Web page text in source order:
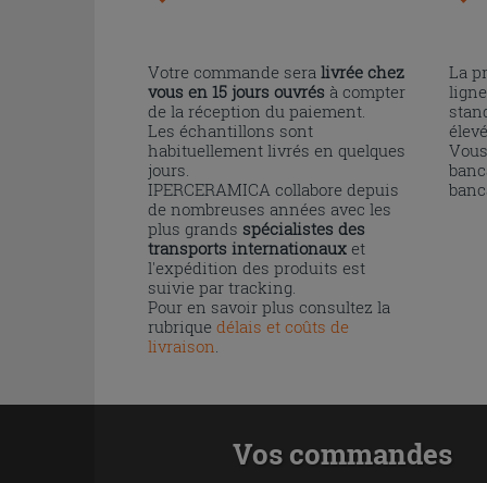
Votre commande sera livrée chez
vous en 15 jours ouvrés à compter
de la réception du paiement.
Les échantillons sont
habituellement livrés en quelques
jours.
IPERCERAMICA collabore depuis
de nombreuses années avec les
plus grands spécialistes des
transports internationaux et
l'expédition des produits est
suivie par tracking.
Pour en savoir plus consultez la
rubrique délais et coûts de
livraison.
La
Vos commandes